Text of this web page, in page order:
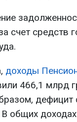
счет средств
доходы
466,1 млрд
дефицит
В общих